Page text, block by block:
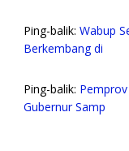
Ping-balik: Wabup
Berkembang di
Ping-balik:
Gubernur Samp